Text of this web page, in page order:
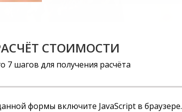
СТОИМОСТИ
7 шагов для получения расчёта
формы включите JavaScript в браузере.